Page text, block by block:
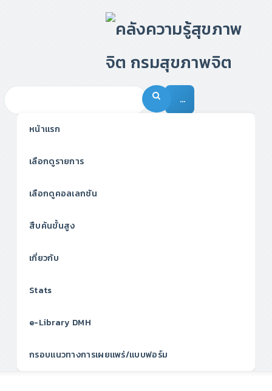
…
หน้าแรก
เลือกดูรายการ
เลือกดูคอลเลกชัน
สืบค้นขั้นสูง
เกี่ยวกับ
Stats
e-Library DMH
กรอบแนวทางการเผยแพร่/แบบฟอร์ม